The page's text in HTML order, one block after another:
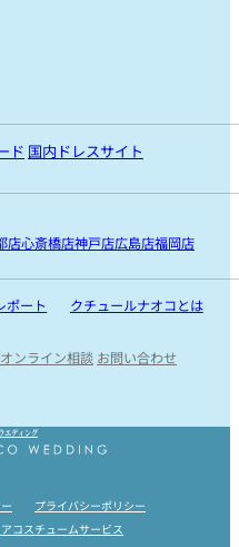
ブド 国内ドレスサイト
店心斎橋店神戸店広島店福岡店
ポート クチュールナオコとは
オンライン相談 お問い合わせ
エディング
プライバシーポリシー
コスチュームサービス